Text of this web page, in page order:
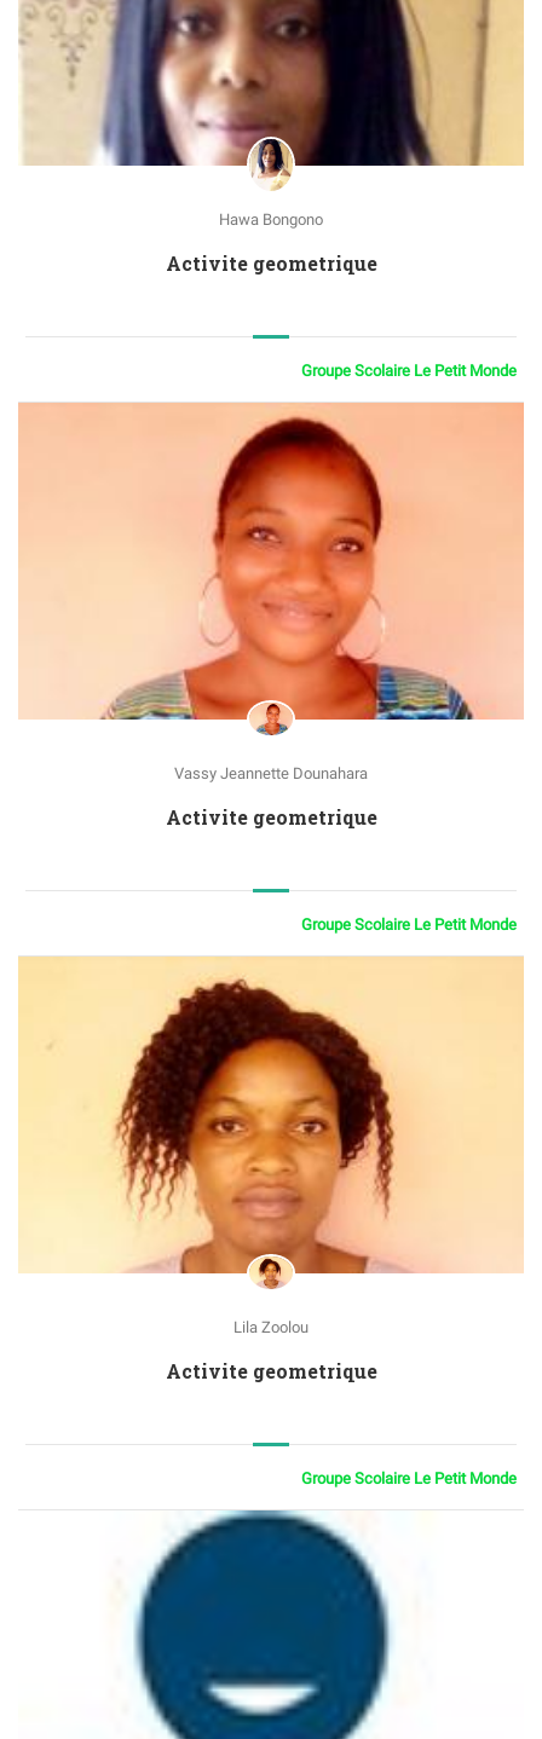
Hawa Bongono
Activite geometrique
Groupe Scolaire Le Petit Monde
Vassy Jeannette Dounahara
Activite geometrique
Groupe Scolaire Le Petit Monde
Lila Zoolou
Activite geometrique
Groupe Scolaire Le Petit Monde